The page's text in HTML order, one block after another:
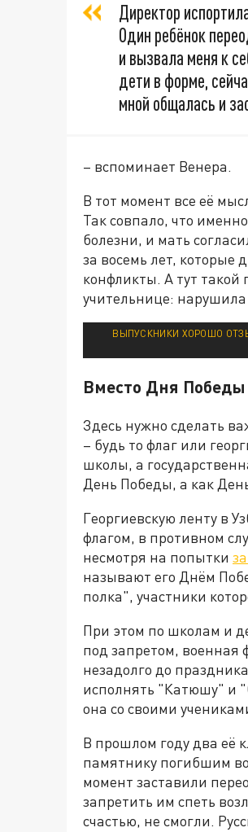
Директор
Один ребёнок
и вызвала меня к
дети в форме,
мной общалась и
– вспоминает Венера.
В тот момент все её
Так совпало, что
болезни, и мать
за восемь лет, которые
конфликты. А тут такой
учительнице: нарушила
ВЫПУСКНИКИ ХОРОШО
Вместо Дня Победы
Здесь нужно сделать
– будь то флаг или
школы, а
День Победы, а как
Георгиевскую ленту в
флагом, в противном
несмотря на попытки
называют его Днём
полка", участники
При этом по школам и
под запретом, военная
незадолго до
исполнять "Катюшу" и
она со своими
В прошлом году два её
памятнику погибшим
момент заставили
запретить им спеть
счастью, не смогли.